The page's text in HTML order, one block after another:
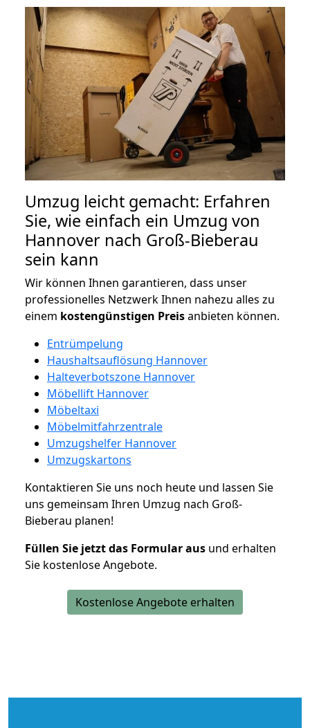
Umzug leicht gemacht: Erfahren
Sie, wie einfach ein Umzug von
Hannover nach Groß-Bieberau
sein kann
Wir können Ihnen garantieren, dass unser
professionelles Netzwerk Ihnen nahezu alles zu
einem kostengünstigen Preisanbieten können.
Entrümpelung
Haushaltsauflösung Hannover
Halteverbotszone Hannover
Möbellift Hannover
Möbeltaxi
Möbelmitfahrzentrale
Umzugshelfer Hannover
Umzugskartons
Kontaktieren Sie uns noch heute und lassen Sie
uns gemeinsam Ihren Umzug nach Groß-
Bieberau planen!
Füllen Sie jetzt das Formular aus und erhalten
Sie kostenlose Angebote.
Kostenlose Angebote erhalten